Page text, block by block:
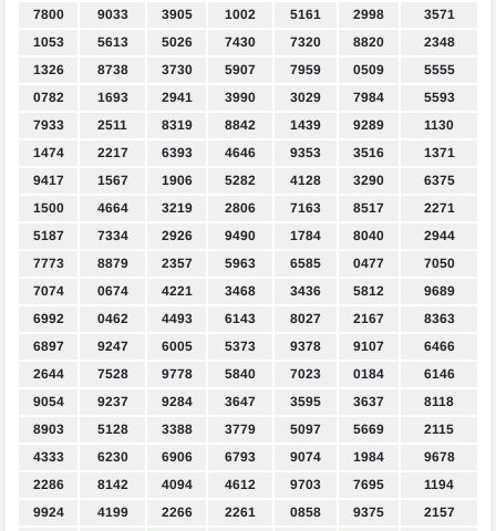
7800 9033 3905 1002 5161 2998
3571
1053
5613 5026 7430 7320 8820
2348
1326
8738 3730 5907 7959 0509
5555
0782
1693 2941 3990 3029 7984
5593
7933
2511 8319 8842 1439 9289
1130
1474
2217 6393 4646 9353 3516
1371
9417
1567 1906 5282 4128 3290
6375
1500
4664 3219 2806 7163 8517
2271
5187
7334 2926 9490 1784 8040
2944
7773
8879 2357 5963 6585 0477
7050
7074
0674 4221 3468 3436 5812
9689
6992
0462 4493 6143 8027 2167
8363
6897
9247 6005 5373 9378 9107
6466
2644
7528 9778 5840 7023 0184
6146
9054
9237 9284 3647 3595 3637
8118
8903
5128 3388 3779 5097 5669
2115
4333
6230 6906 6793 9074 1984
9678
2286
8142 4094 4612 9703 7695
1194
9924
4199 2266 2261 0858 9375
2157